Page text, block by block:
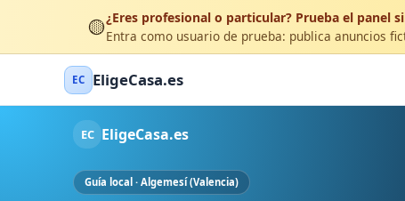
🟡¿Eres profesional o particular? Prueba el panel
Entra como usuario de prueba: publica anuncios
EC EligeCasa.es
EC EligeCasa.es
Guía local · Algemesí (Valencia)